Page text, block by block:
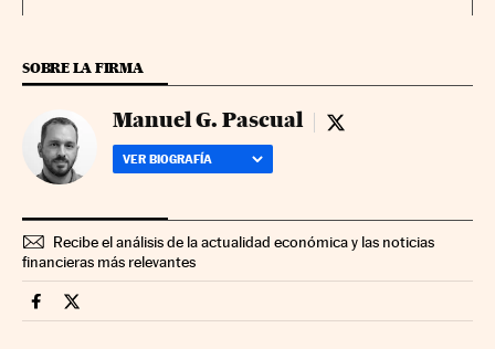
SOBRE LA FIRMA
Manuel G. Pascual Manuel G. Pascual
VER BIOGRAFÍA
Recibe el análisis de la actualidad económica y las noticias
financieras más relevantes
Fortunas Cinco Días en Facebook
Fortunas Cinco Días en Twitter